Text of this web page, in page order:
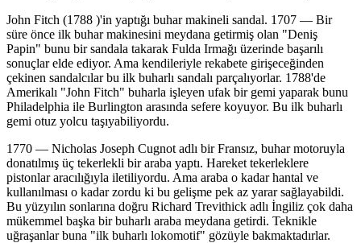
John Fitch (1788 )'in yaptığı buhar makineli sandal. 1707 — Bir
süre önce ilk buhar makinesini meydana getirmiş olan "Deniş
Papin" bunu bir sandala takarak Fulda Irmağı üzerinde başarılı
sonuçlar elde ediyor. Ama kendileriyle rekabete girişeceğinden
çekinen sandalcılar bu ilk buharlı sandalı parçalıyorlar. 1788'de
Amerikalı "John Fitch" buharla işleyen ufak bir gemi yaparak bunu
Philadelphia ile Burlington arasında sefere koyuyor. Bu ilk buharlı
gemi otuz yolcu taşıyabiliyordu.
1770 — Nicholas Joseph Cugnot adlı bir Fransız, buhar motoruyla
donatılmış üç tekerlekli bir araba yaptı. Hareket tekerleklere
pistonlar aracılığıyla iletiliyordu. Ama araba o kadar hantal ve
kullanılması o kadar zordu ki bu gelişme pek az yarar sağlayabildi.
Bu yüzyılın sonlarına doğru Richard Trevithick adlı İngiliz çok daha
mükemmel başka bir buharlı araba meydana getirdi. Teknikle
uğraşanlar buna "ilk buharlı lokomotif" gözüyle bakmaktadırlar.